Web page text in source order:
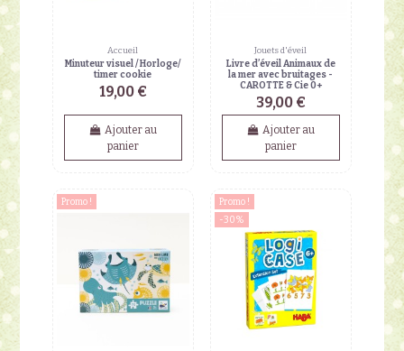
Accueil
Minuteur visuel / Horloge/
timer cookie
19,00 €
Ajouter au
panier
Jouets d'éveil
Livre d’éveil Animaux de
la mer avec bruitages -
CAROTTE & Cie 0+
39,00 €
Ajouter au
panier
Promo !
Promo !
-30%